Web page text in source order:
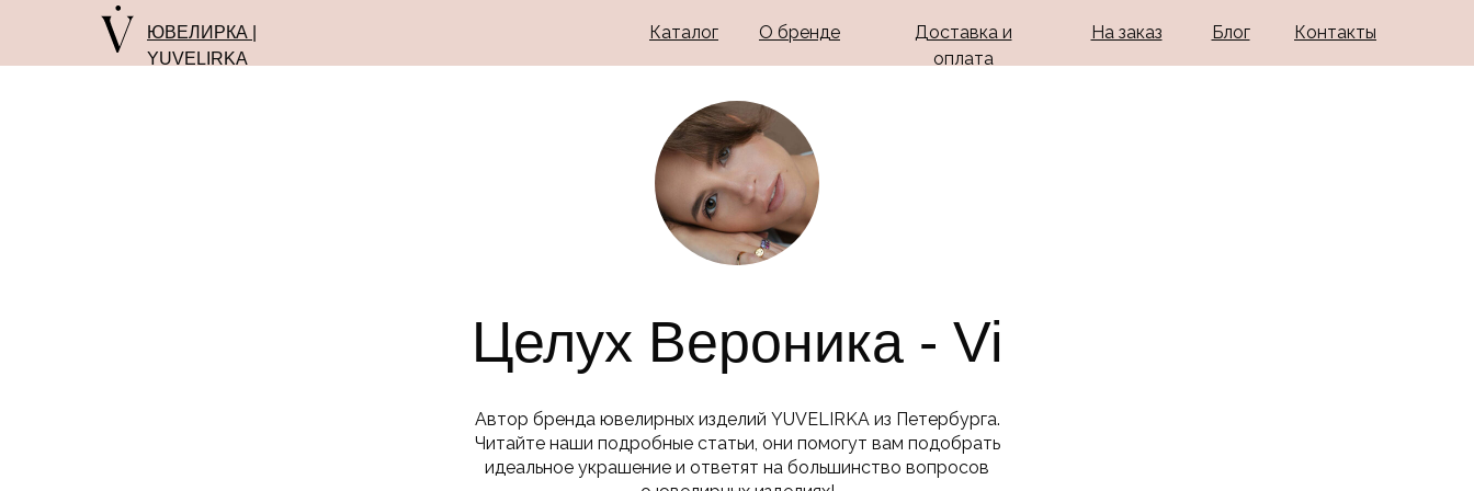
Контакты
Блог
На заказ
Доставка и
оплата
Каталог О бренде
ЮВЕЛИРКА |
YUVELIRKA
Целух Вероника - Vi
Автор бренда ювелирных изделий YUVELIRKA из Петербурга.
Читайте наши подробные статьи, они помогут вам подобрать
идеальное украшение и ответят на большинство вопросов